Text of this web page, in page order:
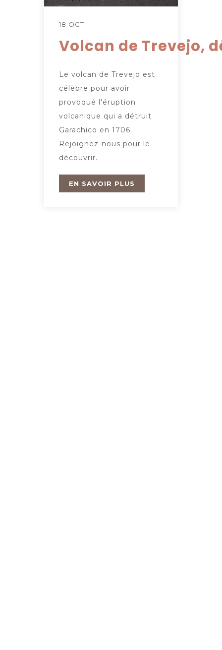
18 OCT
Volcan de Trevejo,
Le volcan de Trevejo est
célèbre pour avoir
provoqué l'éruption
volcanique qui a détruit
Garachico en 1706.
Rejoignez-nous pour le
découvrir.
EN SAVOIR PLUS